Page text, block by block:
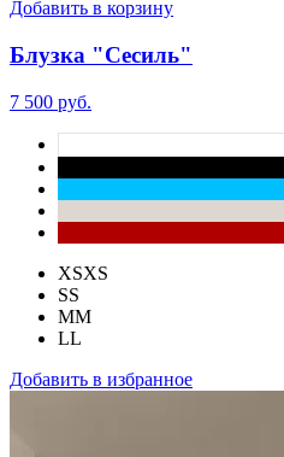
Добавить в корзину
Блузка "Сесиль"
7 500 руб.
XSXS
SS
MM
LL
Добавить в избранное